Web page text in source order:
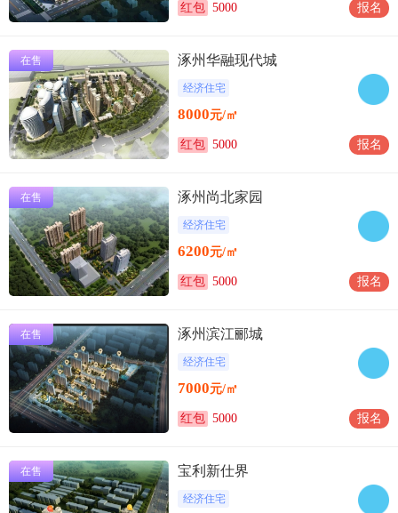
红包 5000 报名
在售 涿州华融现代城
经济住宅
8000元/㎡
红包 5000 报名
在售 涿州尚北家园
经济住宅
6200元/㎡
红包 5000 报名
在售 涿州滨江郦城
经济住宅
7000元/㎡
红包 5000 报名
在售 宝利新仕界
经济住宅